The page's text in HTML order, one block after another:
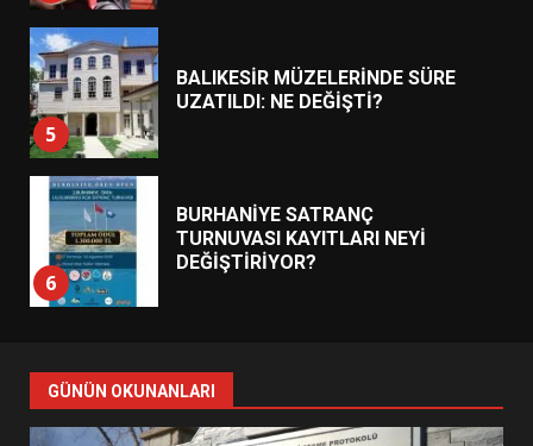
5
BALIKESİR MÜZELERİNDE SÜRE
UZATILDI: NE DEĞİŞTİ?
6
BURHANİYE SATRANÇ
TURNUVASI KAYITLARI NEYİ
DEĞİŞTİRİYOR?
7
YENİ YÖNETİM NASIL
ŞEKİLLENDİ?
GÜNÜN OKUNANLARI